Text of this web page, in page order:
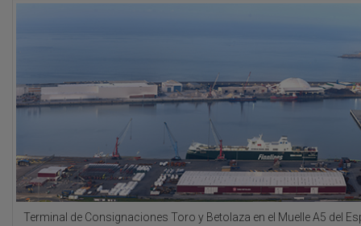
Terminal de Consignaciones Toro y Betolaza en el Muelle A5 del